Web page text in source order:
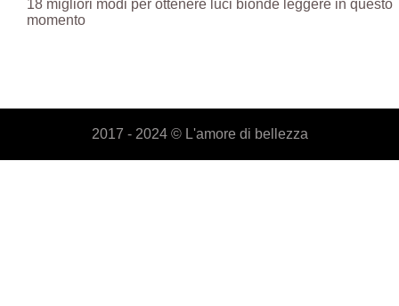
18 migliori modi per ottenere luci bionde leggere in questo
momento
2017 - 2024 © L'amore di bellezza